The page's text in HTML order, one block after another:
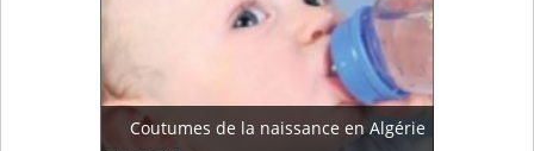
Coutumes de la naissance en Algérie